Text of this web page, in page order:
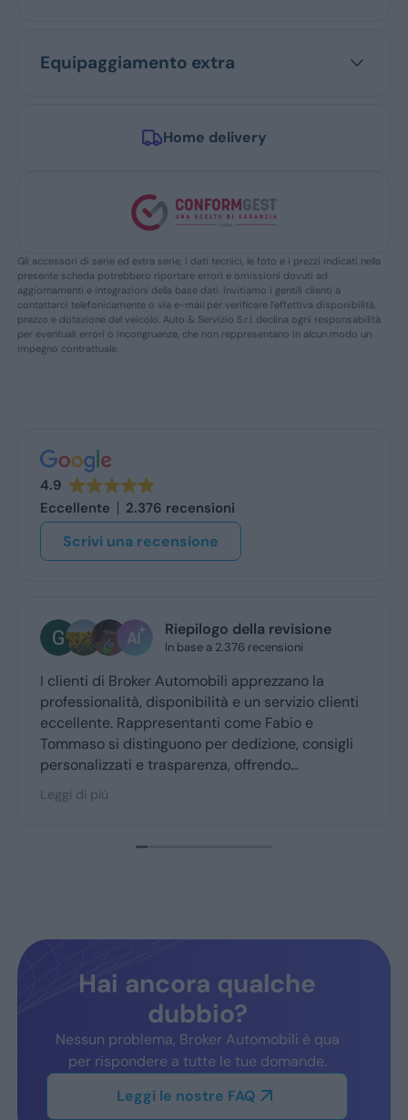
Equipaggiamento extra
Home delivery
Gli accessori di serie ed extra serie, i dati tecnici, le foto e i prezzi indicati nella
presente scheda potrebbero riportare errori e omissioni dovuti ad
aggiornamenti e integrazioni della base dati. Invitiamo i gentili clienti a
contattarci telefonicamente o via e-mail per verificare l’effettiva disponibilità,
prezzo e dotazione del veicolo. Auto & Servizio S.r.l. declina ogni responsabilità
per eventuali errori o incongruenze, che non reppresentano in alcun modo un
impegno contrattuale.
4.9
Eccellente
2.376 recensioni
Scrivi una recensione
Riepilogo della revisione
In base a 2.376 recensioni
I clienti di Broker Automobili apprezzano la
professionalità, disponibilità e un servizio clienti
eccellente. Rappresentanti come Fabio e
Tommaso si distinguono per dedizione, consigli
personalizzati e trasparenza, offrendo
un’esperienza d’acquisto accogliente. Broker
Automobili è molto consigliato dai clienti fedeli,
Leggi di più
Hai ancora qualche
dubbio?
Nessun problema, Broker Automobili è qua
per rispondere a tutte le tue domande.
Leggi le nostre FAQ